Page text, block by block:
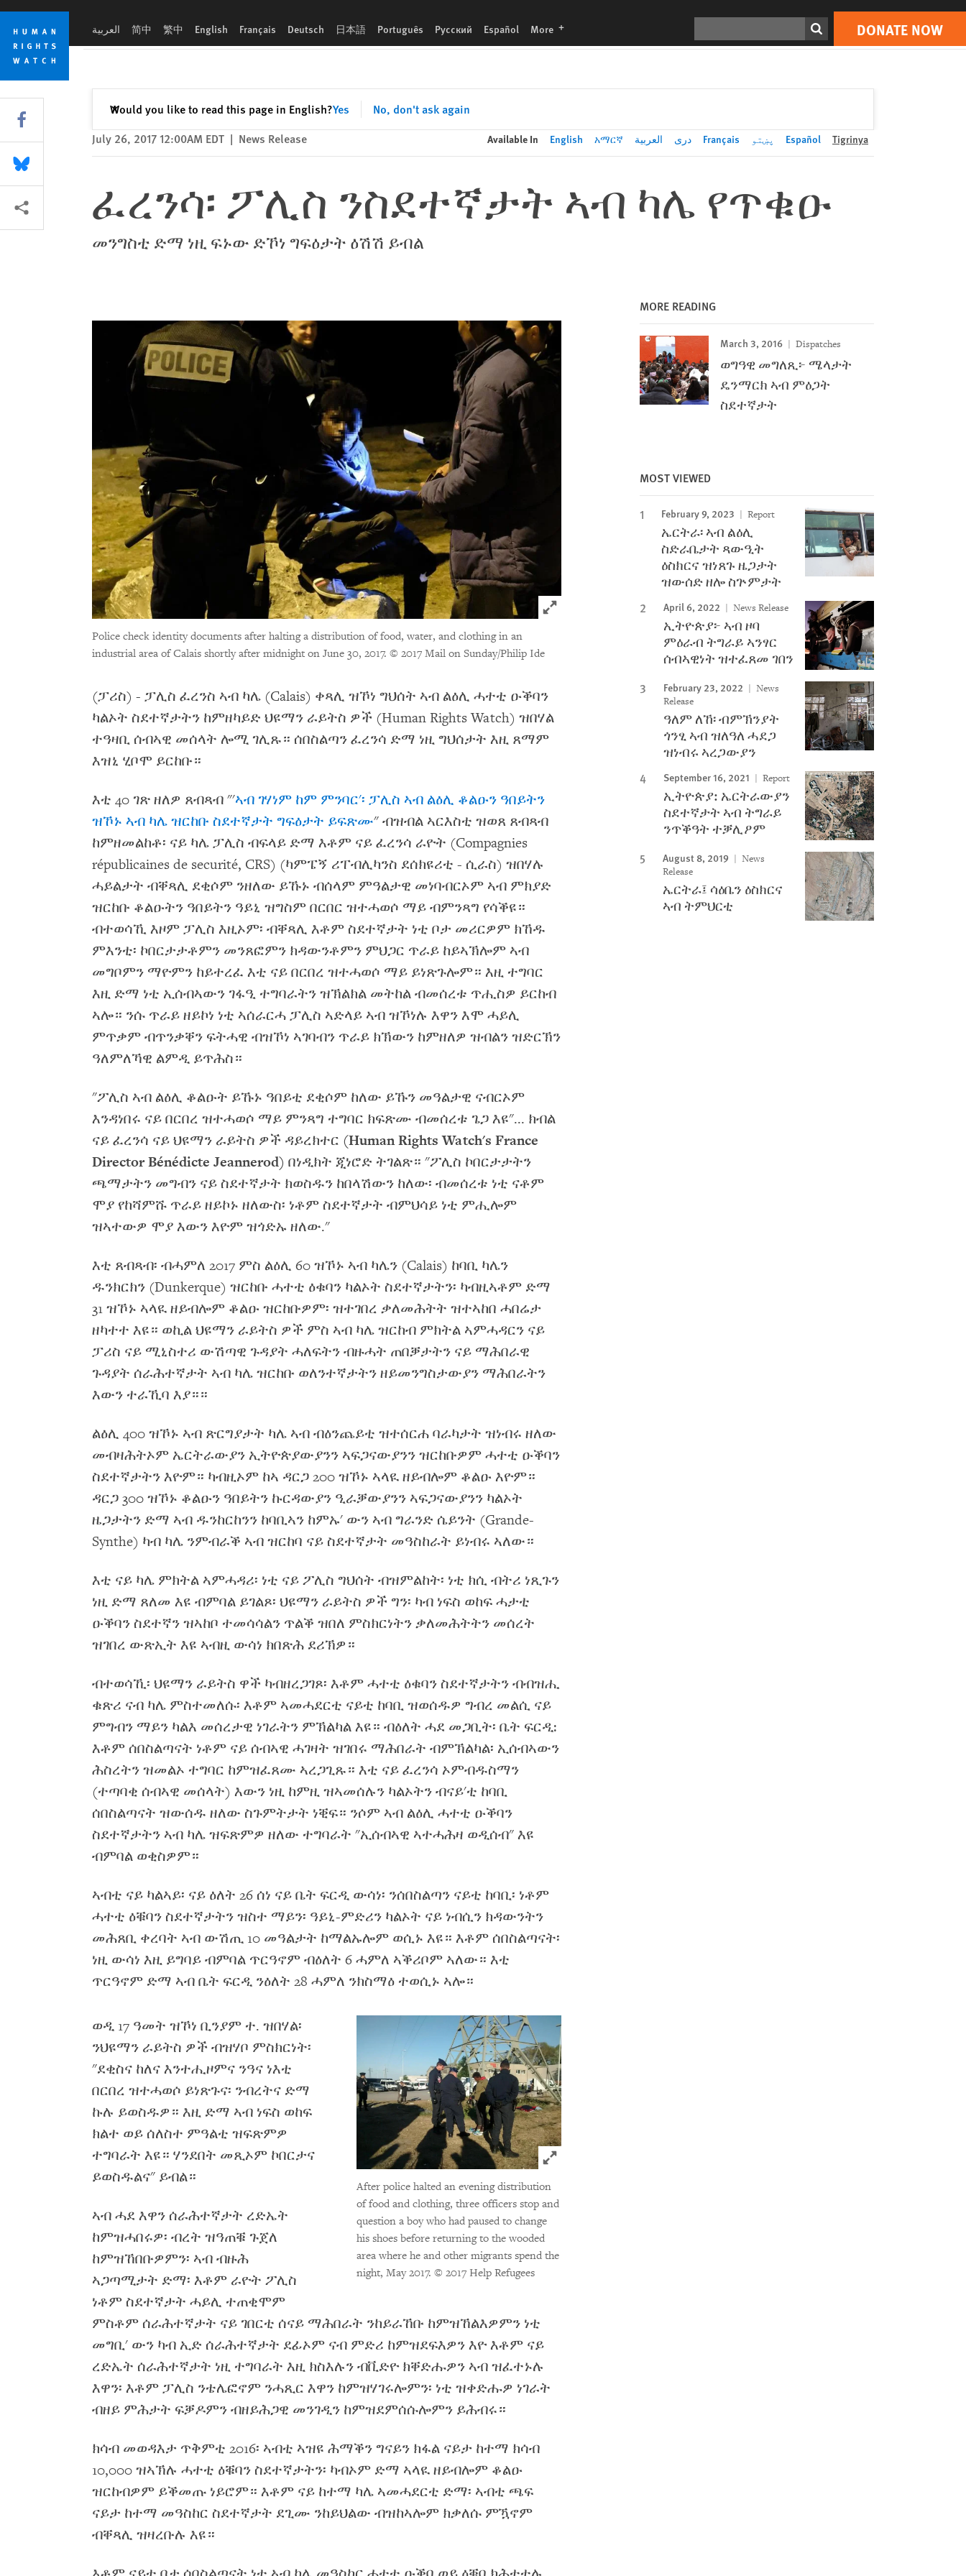
Skip
cookie
privacy
notice
Skip
main
content
العربية 简中 繁中 English Français Deutsch 日本語 Português Русский Español More languages DONATE NOW
Would you like to read this page in English?Yes No, don't ask again
✕Close
Print DONATE NOW
July 26, 2017 12:00AM EDT | News Release Available In English አማርኛ العربية دری Français پښتو Español Tigrinya
ፈረንሳ፡ ፖሊስ ንስደተኛታት ኣብ ካሌ የጥቁዑ
መንግስቲ ድማ ነዚ ፍኑው ድኾነ ግፍዕታት ዕሽሽ ይብል
Click to expand Image
Police check identity documents after halting a distribution of food, water, and clothing in an
industrial area of Calais shortly after midnight on June 30, 2017. © 2017 Mail on Sunday/Philip Ide
(ፓሪስ) - ፓሊስ ፈረንስ ኣብ ካሌ (Calais) ቀጻሊ ዝኾነ ግህሰት ኣብ ልዕሊ ሓተቲ ዑቕባን
ካልኦት ስደተኛታትን ከምዘካይድ ህዩማን ራይትስ ዎች (Human Rights Watch) ዝበሃል
ተዓዛቢ ሰብኣዊ መሰላት ሎሚ ገሊጹ። ሰበስልጣን ፈረንሳ ድማ ነዚ ግህሰታት እዚ ጸማም
እዝኒ ሂቦሞ ይርከቡ።
እቲ 40 ገጽ ዘለዎ ጸብጻብ "'ኣብ ገሃነም ከም ምንባር'፡ ፓሊስ ኣብ ልዕሊ ቆልዑን ዓበይትን
ዝኾኑ ኣብ ካሌ ዝርከቡ ስደተኛታት ግፍዕታት ይፍጽሙ" ብዝብል ኣርእስቲ ዝወጸ ጸብጻብ
ከምዘመልከቶ፡ ናይ ካሌ ፓሊስ ብፍላይ ድማ እቶም ናይ ፈረንሳ ራዮት (Compagnies
républicaines de securité, CRS) (ካምፔኝ ሪፐብሊካንስ ደሰክዩሪቲ - ሲራስ) ዝበሃሉ
ሓይልታት ብቐጻሊ ደቂሶም ንዘለው ይኹኑ ብሰላም ምዓልታዊ መነባብርኦም ኣብ ምክያድ
ዝርከቡ ቆልዑትን ዓበይትን ዓይኒ ዝግስም በርበር ዝተሓወሶ ማይ ብምንጻግ የሳቕዩ።
ብተወሳኺ እዞም ፓሊስ እዚኦም፡ ብቐጻሊ እቶም ስደተኛታት ነቲ ቦታ መሪርዎም ክኸዱ
ምእንቲ፡ ኮበርታታቶምን መንጸፎምን ክዳውንቶምን ምህጋር ጥራይ ከይኣኽሎም ኣብ
መግቦምን ማዮምን ከይተረፈ እቲ ናይ በርበረ ዝተሓወሶ ማይ ይነጽጉሎም። እዚ ተግባር
እዚ ድማ ነቲ ኢሰብኣውን ገፋዒ ተግባራትን ዝኽልክል መትከል ብመሰረቱ ጥሒስዎ ይርከብ
ኣሎ። ንሱ ጥራይ ዘይኮነ ነቲ ኣሰራርሓ ፓሊስ ኣድላይ ኣብ ዝኾነሉ እዋን እሞ ሓይሊ
ምጥቃም ብጥንቃቐን ፍትሓዊ ብዝኾነ ኣገባብን ጥራይ ክኽውን ከምዘለዎ ዝብልን ዝድርኽን
ዓለምለኻዊ ልምዲ ይጥሕስ።
"ፖሊስ ኣብ ልዕሊ ቆልዑት ይኹኑ ዓበይቲ ደቂሶም ከለው ይኹን መዓልታዊ ናብርኦም
እንዳነበሩ ናይ በርበረ ዝተሓወሶ ማይ ምንጻግ ተግባር ክፍጽሙ ብመሰረቱ ጌጋ እዩ"... ክብል
ናይ ፈረንሳ ናይ ህዩማን ራይትስ ዎች ዳይረክተር (Human Rights Watch's France
Director Bénédicte Jeannerod) በነዲክት ጂነሮድ ትገልጽ። "ፖሊስ ኮበርታታትን
ጫማታትን መግብን ናይ ስደተኛታት ክወስዱን ከበላሽውን ከለው፡ ብመሰረቱ ነቲ ናቶም
ሞያ የከሻምሹ ጥራይ ዘይኮኑ ዘለውስ፡ ነቶም ስደተኛታት ብምህሳይ ነቲ ምሒሎም
ዝኣተውዎ ሞያ እውን እዮም ዝጎድኡ ዘለው."
እቲ ጸብጻብ፡ ብሓምለ 2017 ምስ ልዕሊ 60 ዝኾኑ ኣብ ካሌን (Calais) ከባቢ ካሌን
ዱንክርክን (Dunkerque) ዝርከቡ ሓተቲ ዕቁባን ካልኦት ስደተኛታትን፡ ካብዚኣቶም ድማ
31 ዝኾኑ ኣላዪ ዘይብሎም ቆልዑ ዝርከቡዎም፡ ዝተገበረ ቃለመሕትት ዝተኣከበ ሓበሬታ
ዘካተተ እዩ። ወኪል ህዩማን ራይትስ ዎች ምስ ኣብ ካሌ ዝርከብ ምክትል ኣምሓዳርን ናይ
ፓሪስ ናይ ሚኒስተሪ ውሽጣዊ ጉዳያት ሓለፍትን ብዙሓት ጠበቓታትን ናይ ማሕበራዊ
ጉዳያት ሰራሕተኛታት ኣብ ካሌ ዝርከቡ ወለንተኛታትን ዘይመንግስታውያን ማሕበራትን
እውን ተራኺባ እያ።።
ልዕሊ 400 ዝኾኑ ኣብ ጽርግያታት ካሌ ኣብ ብዕንጨይቲ ዝተሰርሐ ባራካታት ዝነብሩ ዘለው
መብዛሕትኦም ኤርትራውያን ኢትዮጵያውያንን ኣፍጋናውያንን ዝርከቡዎም ሓተቲ ዑቕባን
ስደተኛታትን እዮም። ካብዚኦም ከኣ ዳርጋ 200 ዝኾኑ ኣላዪ ዘይብሎም ቆልዑ እዮም።
ዳርጋ 300 ዝኾኑ ቆልዑን ዓበይትን ኩርዳውያን ዒራቓውያንን ኣፍጋናውያንን ካልኦት
ዜጋታትን ድማ ኣብ ዱንከርከንን ከባቢኣን ከምኡ' ውን ኣብ ግራንድ ሴይንት (Grande-
Synthe) ካብ ካሌ ንምብራቕ ኣብ ዝርከባ ናይ ስደተኛታት መዓስከራት ይነብሩ ኣለው።
እቲ ናይ ካሌ ምክትል ኣምሓዳሪ፡ ነቲ ናይ ፖሊስ ግህሰት ብዝምልከት፡ ነቲ ክሲ ብትሪ ነጺጉን
ነዚ ድማ ጸለመ እዩ ብምባል ይገልጾ፡ ህዩማን ራይትስ ዎች ግን፡ ካብ ነፍስ ወከፍ ሓታቲ
ዑቕባን ስደተኛን ዝኣከቦ ተመሳሳልን ጥልቕ ዝበለ ምስክርነትን ቃለመሕትትን መሰረት
ዝገበረ ውጽኢት እዩ ኣብዚ ውሳነ ክበጽሕ ደሪኽዎ።
ብተወሳኺ፡ ህዩማን ራይትስ ዋች ካብዘረጋገጾ፡ እቶም ሓተቲ ዕቁባን ስደተኛታትን ብብዝሒ
ቁጽሪ ናብ ካሌ ምስተመለሱ፡ እቶም ኣመሓደርቲ ናይቲ ከባቢ ዝወሰዱዎ ግብረ መልሲ ናይ
ምግብን ማይን ካልእ መሰረታዊ ነገራትን ምኽልካል እዩ። ብዕለት ሓደ መጋቢት፡ ቤት ፍርዲ:
እቶም ሰበስልጣናት ነቶም ናይ ሰብኣዊ ሓገዛት ዝገበሩ ማሕበራት ብምኽልካል፡ ኢሰብኣውን
ሕስረትን ዝመልኦ ተግባር ከምዝፈጸሙ ኣረጋጊጹ። እቲ ናይ ፈረንሳ ኦምብዱስማን
(ተጣባቂ ሰብኣዊ መሰላት) እውን ነዚ ከምዚ ዝኣመሰሉን ካልኦትን ብናይ'ቲ ከባቢ
ሰበስልጣናት ዝውሰዱ ዘለው ስጉምትታት ነቒፍ። ንሶም ኣብ ልዕሊ ሓተቲ ዑቕባን
ስደተኛታትን ኣብ ካሌ ዝፍጽምዎ ዘለው ተግባራት "ኢሰብኣዊ ኣተሓሕዛ ወዲሰብ" እዩ
ብምባል ወቂስዎም።
ኣብቲ ናይ ካልኣይ፡ ናይ ዕለት 26 ሰነ ናይ ቤት ፍርዲ ውሳነ፡ ንሰበስልጣን ናይቲ ከባቢ፡ ነቶም
ሓተቲ ዕቑባን ስደተኛታትን ዝስተ ማይን፡ ዓይኒ-ምድሪን ካልኦት ናይ ነብሲን ክዳውንትን
መሕጸቢ ቀረባት ኣብ ውሽጢ 10 መዓልታት ከማልኡሎም ወሲኑ እዩ። እቶም ሰበስልጣናት፡
ነዚ ውሳነ እዚ ይግባይ ብምባል ጥርዓኖም ብዕለት 6 ሓምለ ኣቕሪቦም ኣለው። እቲ
ጥርዓኖም ድማ ኣብ ቤት ፍርዲ ንዕለት 28 ሓምለ ንክስማዕ ተወሲኑ ኣሎ።
Click to expand Image
After police halted an evening distribution
of food and clothing, three officers stop and
question a boy who had paused to change
his shoes before returning to the wooded
area where he and other migrants spend the
night, May 2017. © 2017 Help Refugees
ወዲ 17 ዓመት ዝኾነ ቢንያም ተ. ዝበሃል፡
ንህዩማን ራይትስ ዎች ብዝሃቦ ምስክርነት፡
"ደቂስና ከለና እንተሒዞምና ንዓና ነእቲ
በርበረ ዝተሓወሶ ይነጽጉና፡ ንብረትና ድማ
ኩሉ ይወስዱዎ። እዚ ድማ ኣብ ነፍስ ወከፍ
ክልተ ወይ ሰለስተ ምዓልቲ ዝፍጽምዎ
ተግባራት እዩ። ሃንደበት መጺኦም ኮበርታና
ይወስዱልና" ይብል።
ኣብ ሓደ እዋን ሰራሕተኛታት ረድኤት
ከምዝሓበሩዎ፡ ብረት ዝዓጠቑ ጉጀለ
ከምዝኸበቡዎምን፡ ኣብ ብዙሕ
ኣጋጣሚታት ድማ፡ እቶም ራዮት ፖሊስ
ነቶም ስደተኛታት ሓይሊ ተጠቂሞም
ምስቶም ሰራሕተኛታት ናይ ገበርቲ ሰናይ ማሕበራት ንከይራኸቡ ከምዝኸልእዎምን ነቲ
መግቢ' ውን ካብ ኢድ ሰራሕተኛታት ደፊኦም ናብ ምድሪ ከምዝደፍእዎን እዮ እቶም ናይ
ረድኤት ሰራሕተኛታት ነዚ ተግባራት እዚ ክስእሉን ብቪድዮ ክቐድሑዎን ኣብ ዝፈተኑሉ
እዋን፡ እቶም ፓሊስ ንቴሌፎኖም ንሓጺር እዋን ከምዝሃገሩሎምን፡ ነቲ ዝቀድሑዎ ነገራት
ብዘይ ምሕታት ፍቓዶምን ብዘይሕጋዊ መንገዲን ከምዝደምሰሱሎምን ይሕብሩ።
ክሳብ መወዳእታ ጥቅምቲ 2016፡ ኣብቲ ኣዝዩ ሕማቕን ግናይን ክፋል ናይታ ከተማ ክሳብ
10,000 ዝኣኽሉ ሓተቲ ዕቑባን ስደተኛታትን፡ ካብኦም ድማ ኣላዪ ዘይብሎም ቆልዑ
ዝርከብዎም ይቕመጡ ነይሮም። እቶም ናይ ከተማ ካሌ ኣመሓደርቲ ድማ፡ ኣብቲ ጫፍ
ናይታ ከተማ መዓስከር ስደተኛታት ደጊሙ ንከይህልው ብዝከኣሎም ክቃለሱ ምዃኖም
ብቐጻሊ ዝዛረቡሉ እዩ።
MORE READING
March 3, 2016 Dispatches
ወግዓዊ መግለጺ፦ ሜላታት
ዴንማርክ ኣብ ምዕጋት
ስደተኛታት
MOST VIEWED
February 9, 2023 Report
ኤርትራ፡ ኣብ ልዕሊ
ስድራቤታት ጻውዒት
ዕስክርና ዝነጸጉ ዜጋታት
ዝውሰድ ዘሎ ስጕምታት
April 6, 2022 News Release
ኢትዮጵያ፦ ኣብ ዞባ
ምዕራብ ትግራይ ኣንፃር
ሰብኣዊነት ዝተፈጸመ ገበን
February 23, 2022
News
Release
ዓለም ለኸ፡ ብምኽንያት
ጎንፂ ኣብ ዝለዓለ ሓደጋ
ዝነብሩ ኣረጋውያን
September 16, 2021 Report
ኢትዮጵያ: ኤርትራውያን
ስደተኛታት ኣብ ትግራይ
ንጥቕዓት ተቓሊዖም
August 8, 2019
News
Release
ኤርትራ፤ ሳዕቤን ዕስክርና
ኣብ ትምህርቲ
Share this via Facebook
Share this via Bluesky
More sharing options